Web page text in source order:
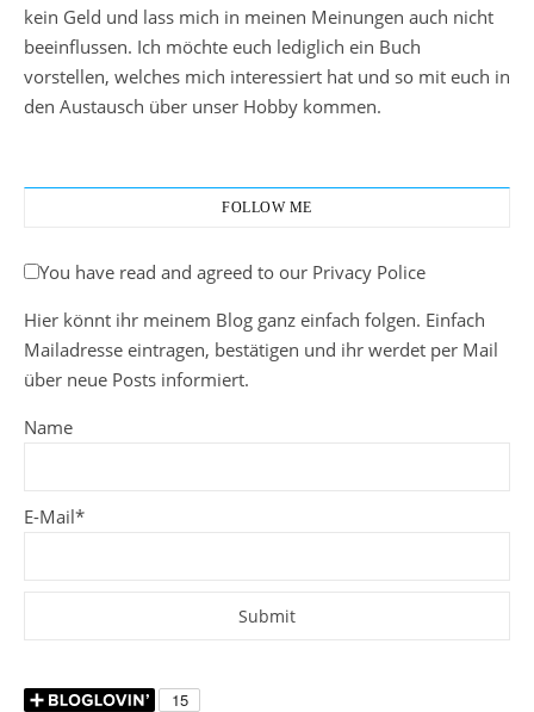
kein Geld und lass mich in meinen Meinungen auch nicht
beeinflussen. Ich möchte euch lediglich ein Buch
vorstellen, welches mich interessiert hat und so mit euch in
den Austausch über unser Hobby kommen.
FOLLOW ME
You have read and agreed to our Privacy Police
Hier könnt ihr meinem Blog ganz einfach folgen. Einfach
Mailadresse eintragen, bestätigen und ihr werdet per Mail
über neue Posts informiert.
Name
E-Mail*